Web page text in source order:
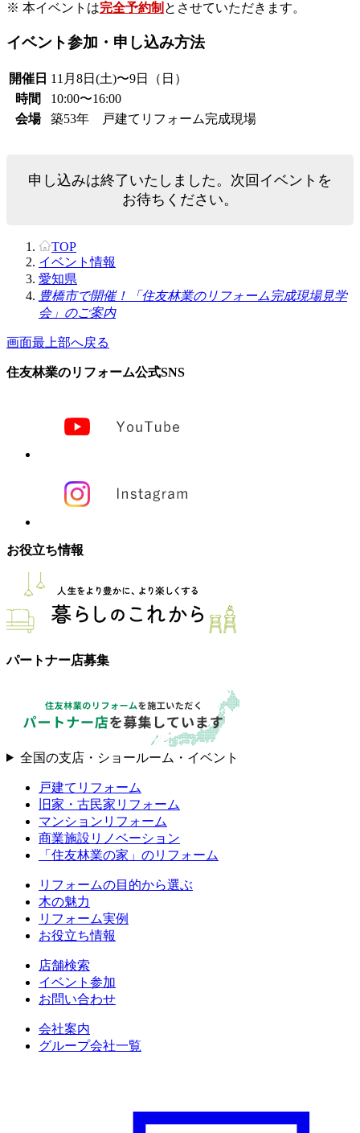
※ 本イベントは完全予約制 とさせていただきます。
イベント参加・申し込み方法
開催日 11月8日(土)〜9日（日）
時間
10:00〜16:00
会場
築53年 戸建てリフォーム完成現場
申し込みは終了いたしました。次回イベントを
お待ちください。
TOP
イベント情報
愛知県
豊橋市で開催！「住友林業のリフォーム完成現場見学
会」のご案内
画面最上部へ戻る
住友林業のリフォーム公式SNS
お役立ち情報
パートナー店募集
全国の支店・ショールーム・イベント
戸建てリフォーム
旧家・古民家リフォーム
マンションリフォーム
商業施設リノベーション
「住友林業の家」のリフォーム
リフォームの目的から選ぶ
木の魅力
リフォーム実例
お役立ち情報
店舗検索
イベント参加
お問い合わせ
会社案内
グループ会社一覧